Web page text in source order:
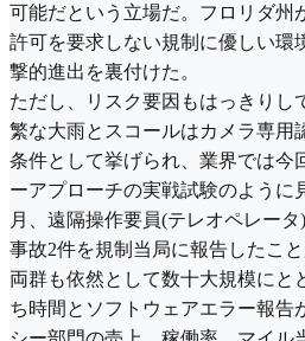
可能だという立場だ。フロリダ州
許可を要求しない規制に優しい環
撃的進出を裏付けた。
ただし、リスク要因もはっきりし
繁な大雨とスコールはカメラ専用
条件として挙げられ、業界では今
ーアプローチの実戦試験のように
月、遠隔操作要員(テレオペレー
事故2件を規制当局に報告したこ
両群も依然として数十大規模にと
ち時間とソフトウェアエラー報告